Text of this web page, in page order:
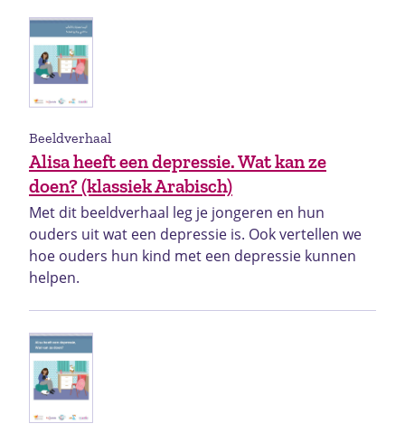
Alisa heeft een depressie. Wat kan ze
doen? (klassiek Arabisch)
Beeldverhaal
Met dit beeldverhaal leg je jongeren en hun
ouders uit wat een depressie is. Ook vertellen we
hoe ouders hun kind met een depressie kunnen
helpen.